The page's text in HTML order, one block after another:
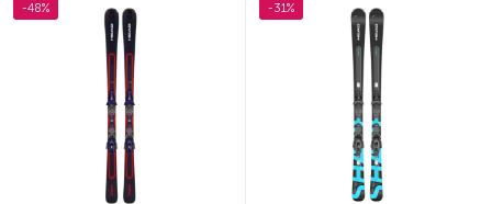
-48% -31%